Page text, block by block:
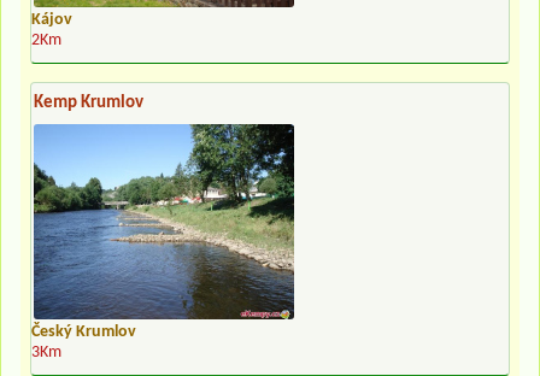
Kájov
2Km
Kemp Krumlov
Český Krumlov
3Km